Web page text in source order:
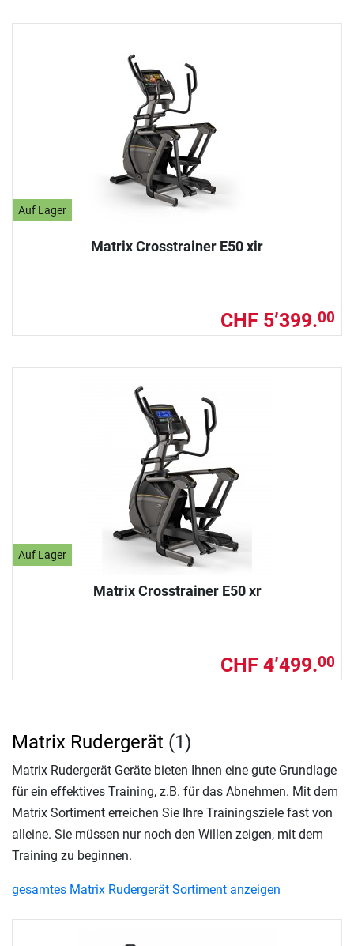
Auf Lager
Matrix Crosstrainer E50 xir
CHF 5’399.00
Auf Lager
Matrix Crosstrainer E50 xr
CHF 4’499.00
Matrix Rudergerät (1)
Matrix Rudergerät Geräte bieten Ihnen eine gute Grundlage
für ein effektives Training, z.B. für das Abnehmen. Mit dem
Matrix Sortiment erreichen Sie Ihre Trainingsziele fast von
alleine. Sie müssen nur noch den Willen zeigen, mit dem
Training zu beginnen.
gesamtes Matrix Rudergerät Sortiment anzeigen